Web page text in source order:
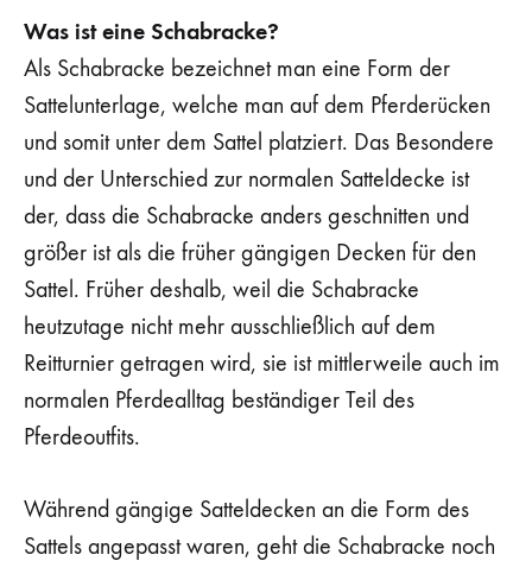
Was ist eine Schabracke?
Als Schabracke bezeichnet man eine Form der
Sattelunterlage, welche man auf dem Pferderücken
und somit unter dem Sattel platziert. Das Besondere
und der Unterschied zur normalen Satteldecke ist
der, dass die Schabracke anders geschnitten und
größer ist als die früher gängigen Decken für den
Sattel. Früher deshalb, weil die Schabracke
heutzutage nicht mehr ausschließlich auf dem
Reitturnier getragen wird, sie ist mittlerweile auch im
normalen Pferdealltag beständiger Teil des
Pferdeoutfits.
Während gängige Satteldecken an die Form des
Sattels angepasst waren, geht die Schabracke noch